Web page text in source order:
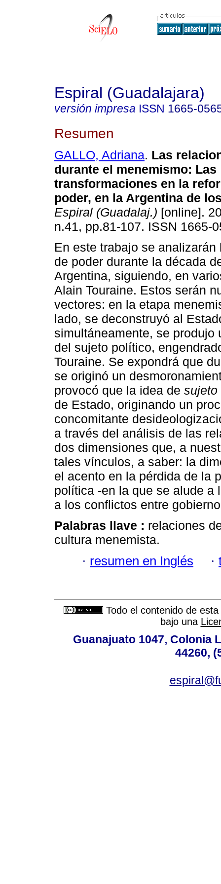
Espiral (Guadalajara)
versión impresa ISSN 1665-
Resumen
GALLO, Adriana. Las
durante el menemismo: Las
transformaciones en la
poder, en la Argentina de
Espiral (Guadalaj.) [online].
n.41, pp.81-107. ISSN 1665-
En este trabajo se
de poder durante la década
Argentina, siguiendo, en
Alain Touraine. Estos serán
vectores: en la etapa
lado, se deconstruyó al
simultáneamente, se produjo
del sujeto político,
Touraine. Se expondrá que
se originó un
provocó que la idea de sujeto
de Estado, originando un
concomitante
a través del análisis de las
dos dimensiones que, a
tales vínculos, a saber: la
el acento en la pérdida de la
política -en la que se alude a
a los conflictos entre
Palabras llave : relaciones
cultura menemista.
· resumen en Inglés ·
Todo el contenido de
bajo una
Guanajuato 1047, Colonia
44260,